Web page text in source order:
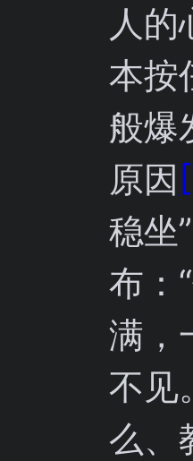
人
本按
般爆
原因
稳坐
布：
满，
不见
么、